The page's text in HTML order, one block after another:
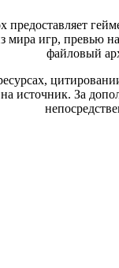
предоставляет
мира игр, превью
файловый
источник. За